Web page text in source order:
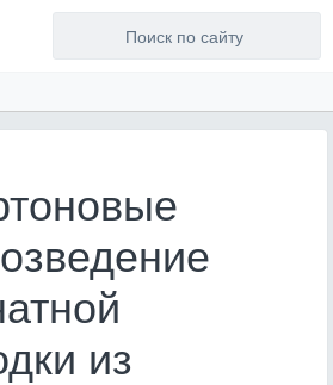
из
Для любых предложений по
сайту: artist71@cp9.ru